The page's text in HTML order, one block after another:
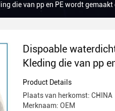
die van pp en PE wordt
Dispoable
Kleding die van pp
lamineren
Product Details
Plaats van herkomst: CHINA
Merknaam: OEM